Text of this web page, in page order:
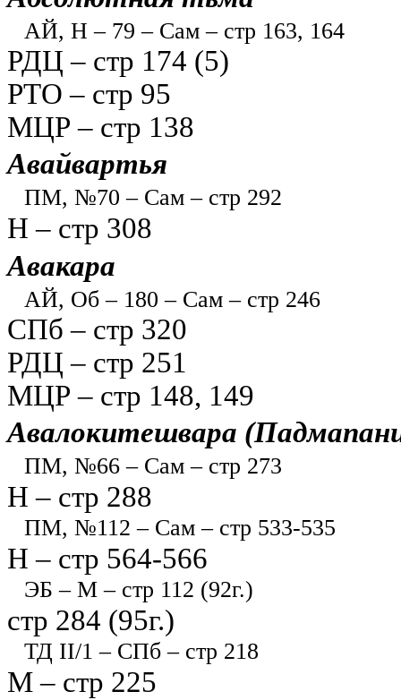
АЙ, Н – 79 – Сам – стр 163, 164
РДЦ – стр 174 (5)
РТО – стр 95
МЦР – стр 138
Авайвартья
ПМ, №70 – Сам – стр 292
Н – стр 308
Авакара
АЙ, Об – 180 – Сам – стр 246
СПб – стр 320
РДЦ – стр 251
МЦР – стр 148, 149
Авалокитешвара
ПМ, №66 – Сам – стр 273
Н – стр 288
ПМ, №112 – Сам – стр 533-535
Н – стр 564-566
ЭБ – М – стр 112 (92г.)
стр 284 (95г.)
ТД II/1 – СПб – стр 218
М – стр 225